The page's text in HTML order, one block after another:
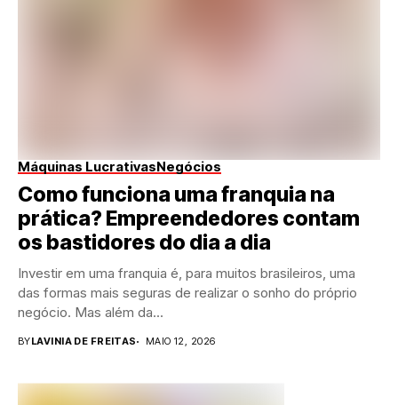
Máquinas LucrativasNegócios
Como funciona uma franquia na
prática? Empreendedores contam
os bastidores do dia a dia
Investir em uma franquia é, para muitos brasileiros, uma
das formas mais seguras de realizar o sonho do próprio
negócio. Mas além da...
BYLAVINIA DE FREITAS MAIO 12, 2026